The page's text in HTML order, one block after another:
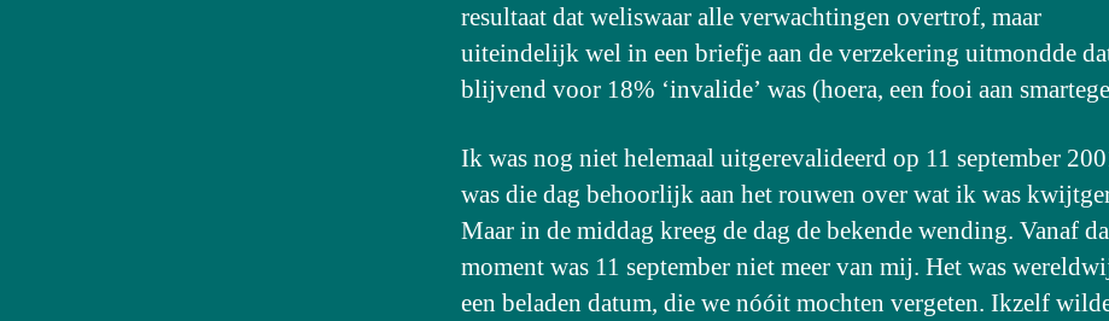
resultaat dat weliswaar alle verwachtingen overtrof, maar
uiteindelijk wel in een briefje aan de verzekering uitmondde
blijvend voor 18% ‘invalide’ was (hoera, een fooi aan
Ik was nog niet helemaal uitgerevalideerd op 11 september
was die dag behoorlijk aan het rouwen over wat ik was
Maar in de middag kreeg de dag de bekende wending. Vanaf
moment was 11 september niet meer van mij. Het was
een beladen datum, die we nóóit mochten vergeten. Ikzelf